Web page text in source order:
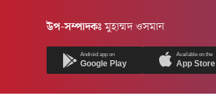
উপ-সম্পাদকঃমুহাম্মদ ওসমান
Android app on
Google Play
Available on the
App Store